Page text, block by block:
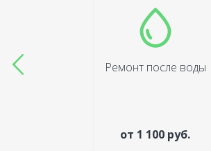
Ремонт после воды
от 1 100 руб.